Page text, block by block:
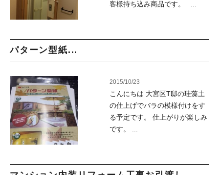
客様持ち込み商品です。 ...
パターン型紙...
2015/10/23
こんにちは 大宮区T邸の珪藻土
の仕上げでバラの模様付けをす
る予定です。 仕上がりが楽しみ
です。 ...